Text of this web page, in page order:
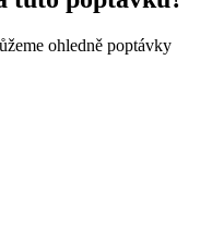
ohledně poptávky